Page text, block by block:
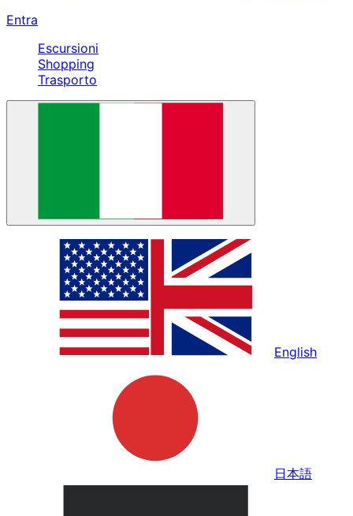
Entra
Escursioni
Shopping
Trasporto
English
日本語